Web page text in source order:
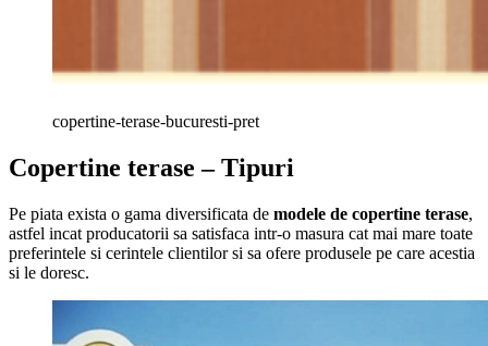
copertine-terase-bucuresti-pret
Copertine terase – Tipuri
Pe piata exista o gama diversificata de modele de copertine terase,
astfel incat producatorii sa satisfaca intr-o masura cat mai mare toate
preferintele si cerintele clientilor si sa ofere produsele pe care acestia
si le doresc.